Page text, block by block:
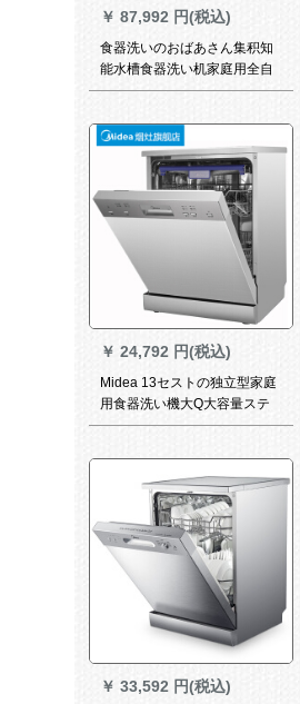
￥ 87,992 円(税込)
食器洗いのおばあさん集积知
能水槽食器洗い机家庭用全自
动で埋め込み式の独立超音波
多机能XWP-V 03-1247真珠光
￥ 24,792 円(税込)
Midea 13セストの独立型家庭
用食器洗い機大Q大容量ステ
ィンレス本体スト除菌クリー
￥ 33,592 円(税込)